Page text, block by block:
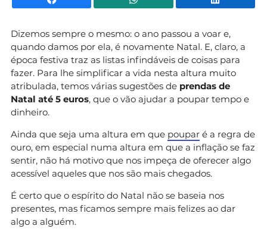
Dizemos sempre o mesmo: o ano passou a voar e,
quando damos por ela, é novamente Natal. E, claro, a
época festiva traz as listas infindáveis de coisas para
fazer. Para lhe simplificar a vida nesta altura muito
atribulada, temos várias sugestões de prendas de
Natal até 5 euros, que o vão ajudar a poupar tempo e
dinheiro.
Ainda que seja uma altura em que poupar é a regra de
ouro, em especial numa altura em que a inflação se faz
sentir, não há motivo que nos impeça de oferecer algo
acessível aqueles que nos são mais chegados.
É certo que o espírito do Natal não se baseia nos
presentes, mas ficamos sempre mais felizes ao dar
algo a alguém.